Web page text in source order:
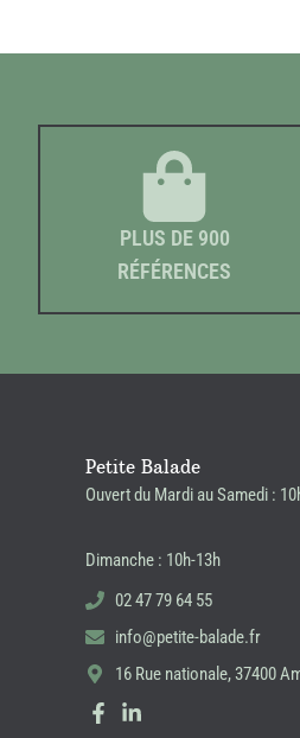
PLUS DE 900
RÉFÉRENCES
Petite Balade
Ouvert du Mardi au Samedi :
Dimanche : 10h-13h
02 47 79 64 55
info@petite-balade.fr
16 Rue nationale, 37400